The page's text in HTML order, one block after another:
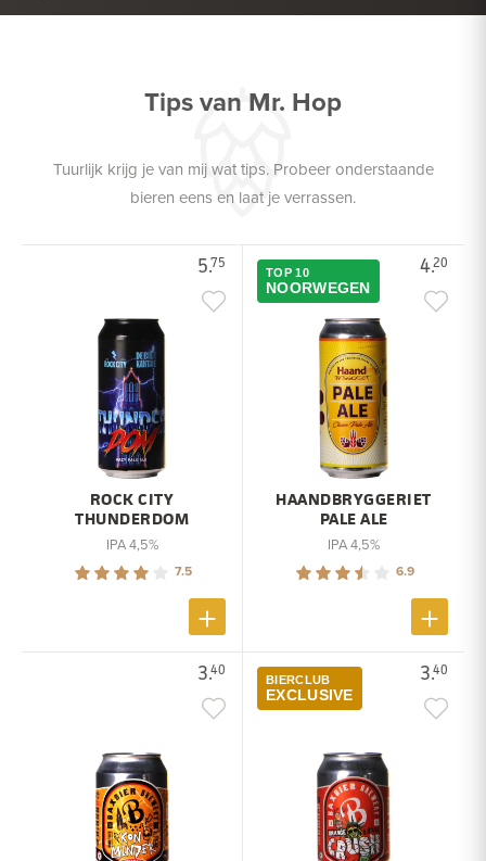
Tips van Mr. Hop
Tuurlijk krijg je van mij wat tips. Probeer onderstaande
bieren eens en laat je verrassen.
5.75
ROCK CITY
THUNDERDOM
IPA 4,5%
7.5
4.20
TOP 10
NOORWEGEN
HAANDBRYGGERIET
PALE ALE
IPA 4,5%
6.9
3.40 3.40
BIERCLUB
EXCLUSIVE